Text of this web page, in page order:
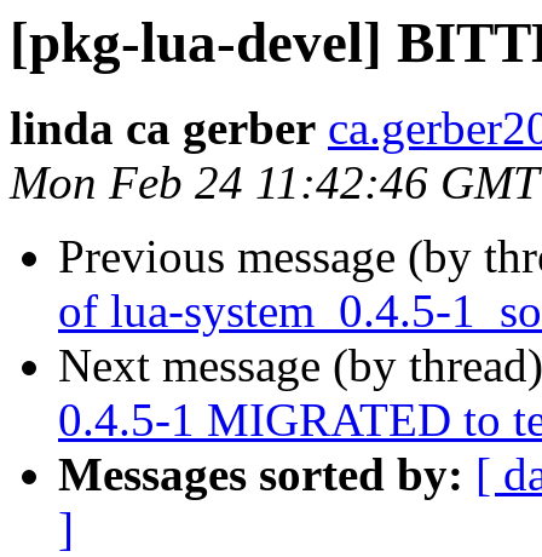
[pkg-lua-devel]
linda ca gerber
Mon Feb 24 11:42:46
Previous message (by
of lua-system_0.4.5-
Next message (by
0.4.5-1 MIGRATED to
Messages sorted by: [
]